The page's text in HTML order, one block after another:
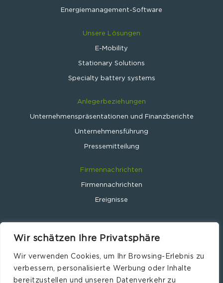
Wir schätzen Ihre Privatsphäre
Wir verwenden Cookies, um Ihr Browsing-Erlebnis zu
verbessern, personalisierte Werbung oder Inhalte
bereitzustellen und unseren Datenverkehr zu
Energiemanagement-Software
Unsere Lösungen
E-Mobility
Stationary Solutions
Specialty battery systems
Anlegerbeziehungen
Unternehmenspräsentationen und Finanzberichte
Unternehmensführung
Pressemitteilung
Firmennachrichten
Firmennachrichten
Ereignisse
Leclanché SA © 2024